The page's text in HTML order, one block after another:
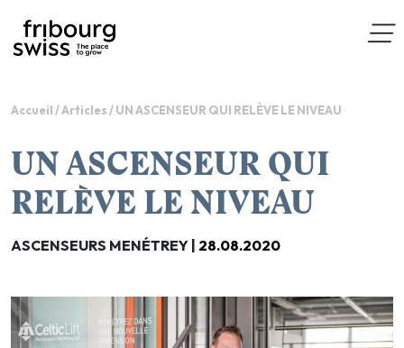
Accueil /Articles /UN ASCENSEUR QUI RELÈVE LE NIVEAU
UN ASCENSEUR QUI
RELÈVE LE NIVEAU
ASCENSEURS MENÉTREY | 28.08.2020